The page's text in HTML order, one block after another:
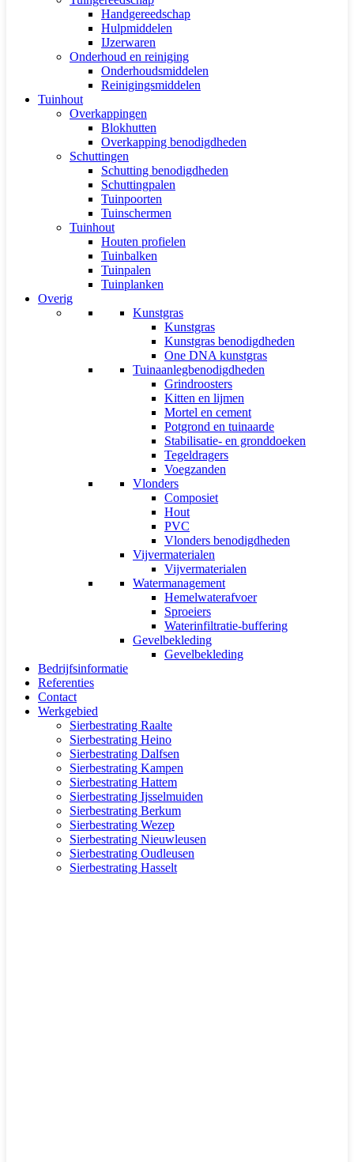
Handgereedschap
Hulpmiddelen
IJzerwaren
Onderhoud en reiniging
Onderhoudsmiddelen
Reinigingsmiddelen
Tuinhout
Overkappingen
Blokhutten
Overkapping benodigdheden
Schuttingen
Schutting benodigdheden
Schuttingpalen
Tuinpoorten
Tuinschermen
Tuinhout
Houten profielen
Tuinbalken
Tuinpalen
Tuinplanken
Overig
Kunstgras
Kunstgras
Kunstgras benodigdheden
One DNA kunstgras
Tuinaanlegbenodigdheden
Grindroosters
Kitten en lijmen
Mortel en cement
Potgrond en tuinaarde
Stabilisatie- en gronddoeken
Tegeldragers
Voegzanden
Vlonders
Composiet
Hout
PVC
Vlonders benodigdheden
Vijvermaterialen
Vijvermaterialen
Watermanagement
Hemelwaterafvoer
Sproeiers
Waterinfiltratie-buffering
Gevelbekleding
Gevelbekleding
Bedrijfsinformatie
Referenties
Contact
Werkgebied
Sierbestrating Raalte
Sierbestrating Heino
Sierbestrating Dalfsen
Sierbestrating Kampen
Sierbestrating Hattem
Sierbestrating Ijsselmuiden
Sierbestrating Berkum
Sierbestrating Wezep
Sierbestrating Nieuwleusen
Sierbestrating Oudleusen
Sierbestrating Hasselt